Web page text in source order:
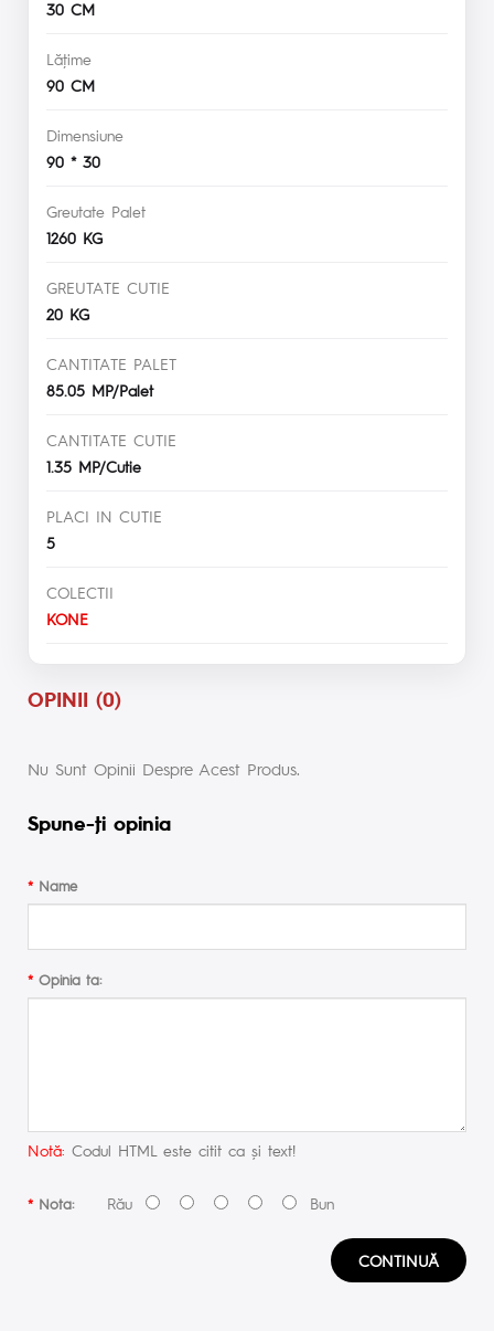
30 CM
Lăţime
90 CM
Dimensiune
90 * 30
Greutate Palet
1260 KG
GREUTATE CUTIE
20 KG
CANTITATE PALET
85.05 MP/Palet
CANTITATE CUTIE
1.35 MP/Cutie
PLACI IN CUTIE
5
COLECTII
KONE
OPINII (0)
Nu Sunt Opinii Despre Acest Produs.
Spune-ţi opinia
Name
Opinia ta:
Notă: Codul HTML este citit ca şi text!
Nota:Rău Bun
CONTINUĂ